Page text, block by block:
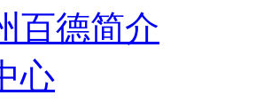
百德简介
心